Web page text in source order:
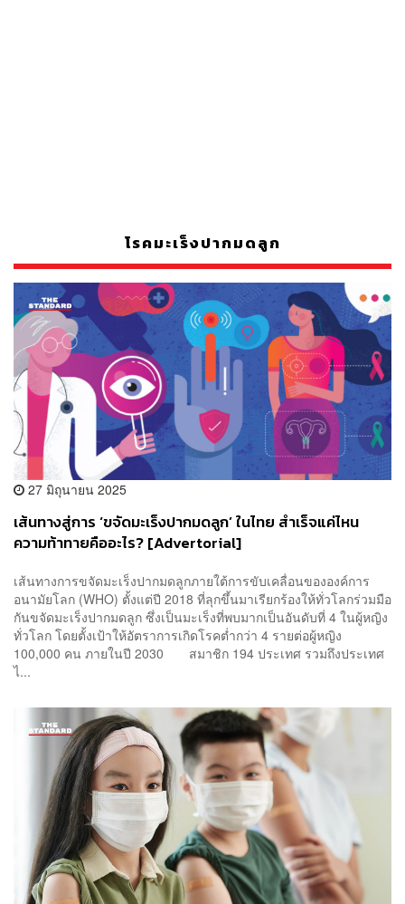
โรคมะเร็งปากมดลูก
27 มิถุนายน 2025
เส้นทางสู่การ ‘ขจัดมะเร็งปากมดลูก’ ในไทย สำเร็จแค่ไหน
ความท้าทายคืออะไร? [Advertorial]
เส้นทางการขจัดมะเร็งปากมดลูกภายใต้การขับเคลื่อนขององค์การ
อนามัยโลก (WHO) ตั้งแต่ปี 2018 ที่ลุกขึ้นมาเรียกร้องให้ทั่วโลกร่วมมือ
กันขจัดมะเร็งปากมดลูก ซึ่งเป็นมะเร็งที่พบมากเป็นอันดับที่ 4 ในผู้หญิง
ทั่วโลก โดยตั้งเป้าให้อัตราการเกิดโรคต่ำกว่า 4 รายต่อผู้หญิง
100,000 คน ภายในปี 2030 สมาชิก 194 ประเทศ รวมถึงประเทศ
ไ...